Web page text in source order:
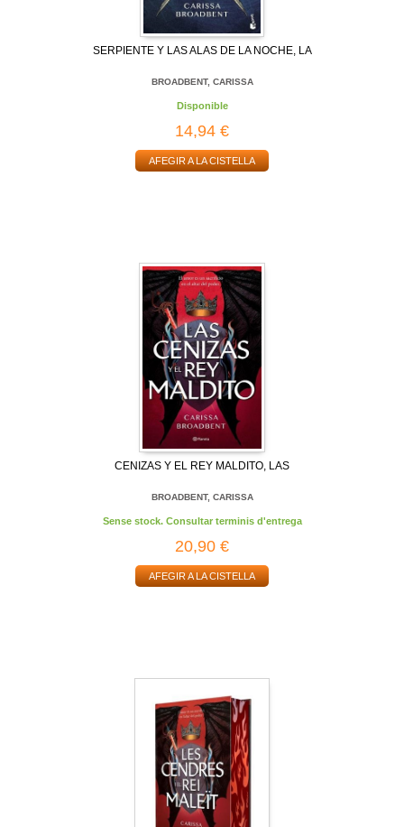
SERPIENTE Y LAS ALAS DE LA NOCHE, LA
BROADBENT, CARISSA
Disponible
14,94 €
AFEGIR A LA CISTELLA
CENIZAS Y EL REY MALDITO, LAS
BROADBENT, CARISSA
Sense stock. Consultar terminis d'entrega
20,90 €
AFEGIR A LA CISTELLA